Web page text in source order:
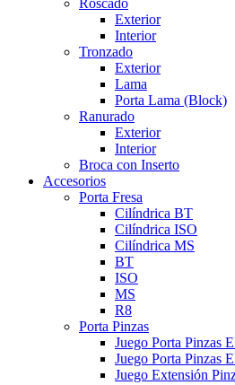
Roscado
Exterior
Interior
Tronzado
Exterior
Lama
Porta Lama (Block)
Ranurado
Exterior
Interior
Broca con Inserto
Accesorios
Porta Fresa
Cilíndrica BT
Cilíndrica ISO
Cilíndrica MS
BT
ISO
MS
R8
Porta Pinzas
Juego Porta Pinzas
Juego Porta Pinzas
Juego Extensión